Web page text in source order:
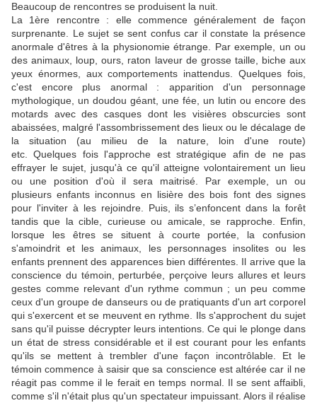
Beaucoup de rencontres se produisent la nuit.
La 1ère rencontre : elle commence généralement de façon
surprenante. Le sujet se sent confus car il constate la présence
anormale d'êtres à la physionomie étrange. Par exemple, un ou
des animaux, loup, ours, raton laveur de grosse taille, biche aux
yeux énormes, aux comportements inattendus. Quelques fois,
c'est encore plus anormal : apparition d'un personnage
mythologique, un doudou géant, une fée, un lutin ou encore des
motards avec des casques dont les visières obscurcies sont
abaissées, malgré l'assombrissement des lieux ou le décalage de
la situation (au milieu de la nature, loin d'une route)
etc. Quelques fois l'approche est stratégique afin de ne pas
effrayer le sujet, jusqu'à ce qu'il atteigne volontairement un lieu
ou une position d'où il sera maitrisé. Par exemple, un ou
plusieurs enfants inconnus en lisière des bois font des signes
pour l'inviter à les rejoindre. Puis, ils s’enfoncent dans la forêt
tandis que la cible, curieuse ou amicale, se rapproche. Enfin,
lorsque les êtres se situent à courte portée, la confusion
s'amoindrit et les animaux, les personnages insolites ou les
enfants prennent des apparences bien différentes. Il arrive que la
conscience du témoin, perturbée, perçoive leurs allures et leurs
gestes comme relevant d'un rythme commun ; un peu comme
ceux d'un groupe de danseurs ou de pratiquants d'un art corporel
qui s'exercent et se meuvent en rythme. Ils s'approchent du sujet
sans qu'il puisse décrypter leurs intentions. Ce qui le plonge dans
un état de stress considérable et il est courant pour les enfants
qu'ils se mettent à trembler d'une façon incontrôlable. Et le
témoin commence à saisir que sa conscience est altérée car il ne
réagit pas comme il le ferait en temps normal. Il se sent affaibli,
comme s'il n'était plus qu'un spectateur impuissant. Alors il réalise